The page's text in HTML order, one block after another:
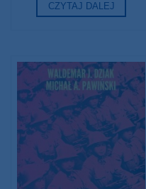
CZYTAJ DALEJ
WYRAŻAM ZGODĘ